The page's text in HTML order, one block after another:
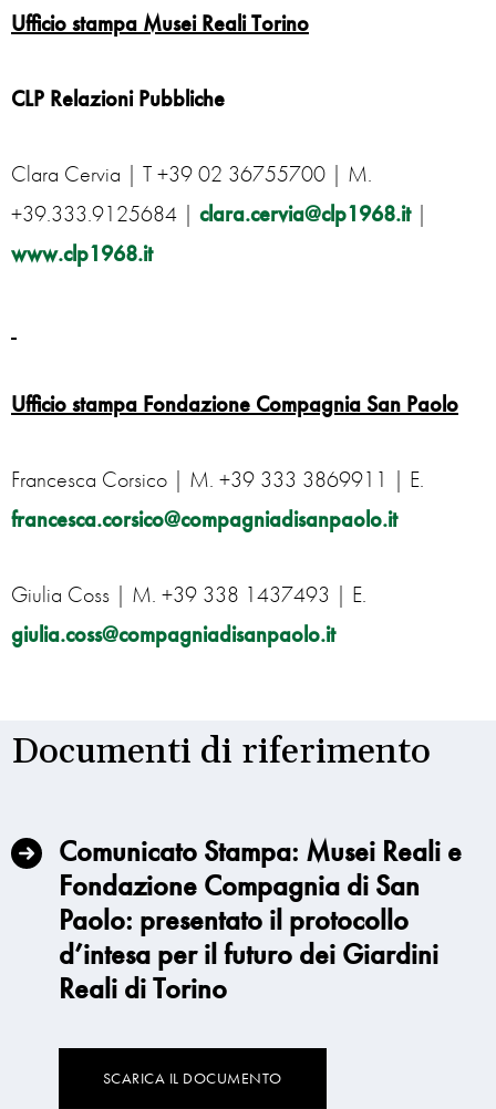
Ufficio stampa Musei Reali Torino
CLP Relazioni Pubbliche
Clara Cervia | T +39 02 36755700 | M.
+39.333.9125684 | clara.cervia@clp1968.it|
www.clp1968.it
Ufficio stampa Fondazione Compagnia San Paolo
Francesca Corsico | M. +39 333 3869911 | E.
francesca.corsico@compagniadisanpaolo.it
Giulia Coss | M. +39 338 1437493 | E.
giulia.coss@compagniadisanpaolo.it
Documenti di riferimento
Comunicato Stampa: Musei Reali e
Fondazione Compagnia di San
Paolo: presentato il protocollo
d’intesa per il futuro dei Giardini
Reali di Torino
SCARICA IL DOCUMENTO